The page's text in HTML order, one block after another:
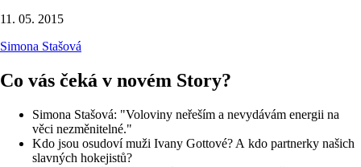
11. 05. 2015
Simona Stašová
Co vás čeká v novém Story?
Simona Stašová: "Voloviny neřeším a nevydávám energii na
věci nezměnitelné."
Kdo jsou osudoví muži Ivany Gottové? A kdo partnerky našich
slavných hokejistů?